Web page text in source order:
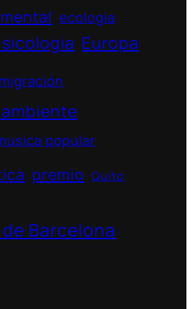
ecologia
Europa
popular
premio Quito
Barcelona